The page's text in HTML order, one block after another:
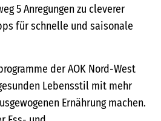
5 Anregungen zu cleverer
für schnelle und saisonale
der AOK Nord-West
Lebensstil mit mehr
Ernährung machen.